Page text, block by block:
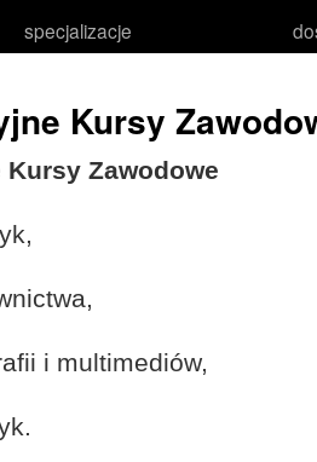
specjalizacje
Kursy
Zawodowe
i multimediów,